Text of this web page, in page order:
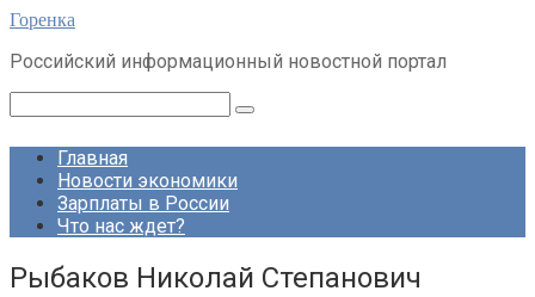
Перейти
контенту
Горенка
Российский информационный новостной портал
Главная
Новости экономики
Зарплаты в России
Что нас ждет?
Рыбаков Николай Степанович